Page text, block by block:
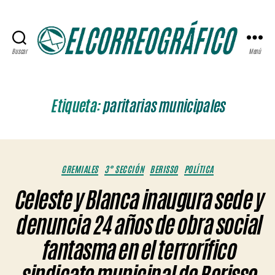
Buscar Menú
Etiqueta:paritarias municipales
Categorías
GREMIALES 3° SECCIÓN BERISSO POLÍTICA
Celeste y Blanca inaugura sede y
denuncia 24 años de obra social
fantasma en el terrorífico